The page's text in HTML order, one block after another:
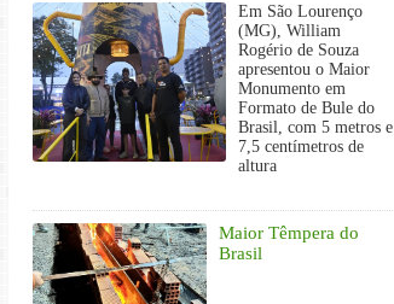
Em São Lourenço
(MG), William
Rogério de Souza
apresentou o Maior
Monumento em
Formato de Bule do
Brasil, com 5 metros e
7,5 centímetros de
altura
Maior Têmpera do
Brasil